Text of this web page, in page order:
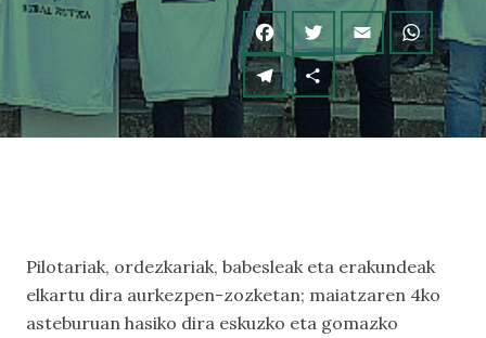
Pilotariak, ordezkariak, babesleak eta erakundeak
elkartu dira aurkezpen-zozketan; maiatzaren 4ko
asteburuan hasiko dira eskuzko eta gomazko